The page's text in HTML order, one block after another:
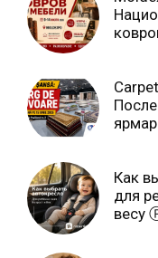
Как
для
весу